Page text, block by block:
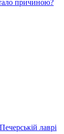
причиною?
лаврі